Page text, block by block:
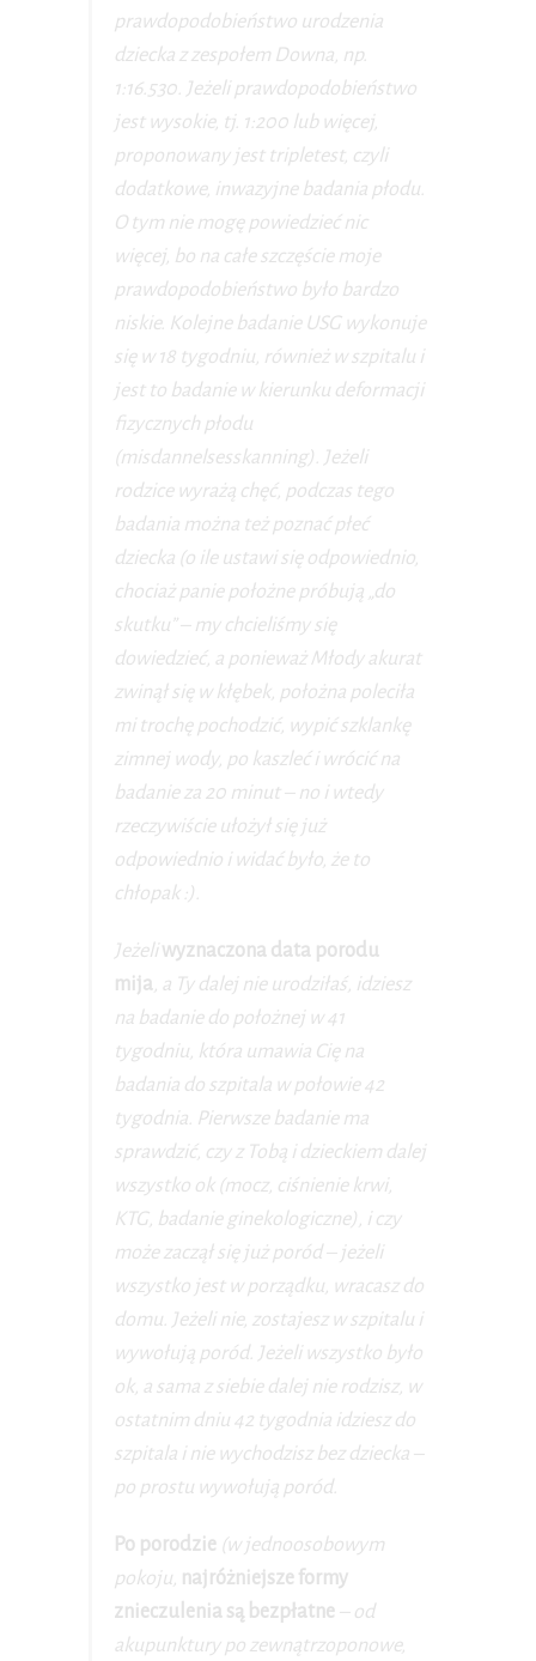
prawdopodobieństwo urodzenia
dziecka z zespołem Downa, np.
1:16.530. Jeżeli prawdopodobieństwo
jest wysokie, tj. 1:200 lub więcej,
proponowany jest tripletest, czyli
dodatkowe, inwazyjne badania płodu.
O tym nie mogę powiedzieć nic
więcej, bo na całe szczęście moje
prawdopodobieństwo było bardzo
niskie. Kolejne badanie USG wykonuje
się w 18 tygodniu, również w szpitalu i
jest to badanie w kierunku deformacji
fizycznych płodu
(misdannelsesskanning). Jeżeli
rodzice wyrażą chęć, podczas tego
badania można też poznać płeć
dziecka (o ile ustawi się odpowiednio,
chociaż panie położne próbują „do
skutku” – my chcieliśmy się
dowiedzieć, a ponieważ Młody akurat
zwinął się w kłębek, położna poleciła
mi trochę pochodzić, wypić szklankę
zimnej wody, po kaszleć i wrócić na
badanie za 20 minut – no i wtedy
rzeczywiście ułożył się już
odpowiednio i widać było, że to
chłopak :).
Jeżeli wyznaczona data porodu
mija, a Ty dalej nie urodziłaś, idziesz
na badanie do położnej w 41
tygodniu, która umawia Cię na
badania do szpitala w połowie 42
tygodnia. Pierwsze badanie ma
sprawdzić, czy z Tobą i dzieckiem dalej
wszystko ok (mocz, ciśnienie krwi,
KTG, badanie ginekologiczne), i czy
może zaczął się już poród – jeżeli
wszystko jest w porządku, wracasz do
domu. Jeżeli nie, zostajesz w szpitalu i
wywołują poród. Jeżeli wszystko było
ok, a sama z siebie dalej nie rodzisz, w
ostatnim dniu 42 tygodnia idziesz do
szpitala i nie wychodzisz bez dziecka –
po prostu wywołują poród.
Po porodzie (w jednoosobowym
pokoju, najróżniejsze formy
znieczulenia są bezpłatne – od
akupunktury po zewnątrzoponowe,